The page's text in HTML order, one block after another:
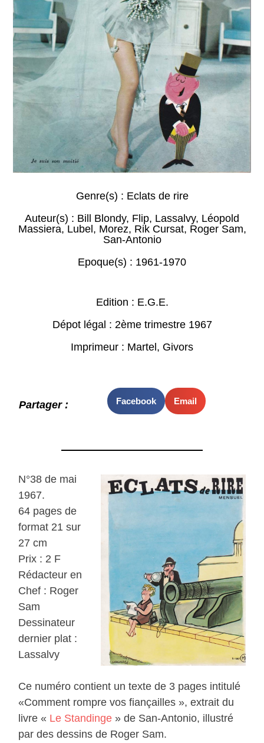
Genre(s) : Eclats de rire
Auteur(s) : Bill Blondy, Flip, Lassalvy, Léopold
Massiera, Lubel , Morez, Rik Cursat, Roger Sam,
San-Antonio
Epoque(s) : 1961-1970
Edition : E.G.E.
Dépot légal : 2ème trimestre 1967
Imprimeur : Martel, Givors
Partager : Facebook Email
N°38 de mai
1967.
64 pages de
format 21 sur
27 cm
Prix : 2 F
Rédacteur en
Chef : Roger
Sam
Dessinateur
dernier plat :
Lassalvy
Ce numéro contient un texte de 3 pages intitulé
«Comment rompre vos fiançailles », extrait du
livre « Le Standinge » de San-Antonio, illustré
par des dessins de Roger Sam.